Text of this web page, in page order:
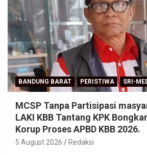
BANDUNG BARAT PERISTIWA SRI-
MCSP Tanpa Partisipasi
LAKI KBB Tantang KPK
Korup Proses APBD KBB 2026.
5 August 2026 Redaksi